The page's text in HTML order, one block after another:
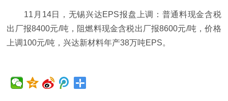
11月14日，无锡兴达EPS报盘上调：普通料现金含税
出厂报8400元/吨，阻燃料现金含税出厂报8600元/吨，价格
上调100元/吨，兴达新材料年产38万吨EPS。